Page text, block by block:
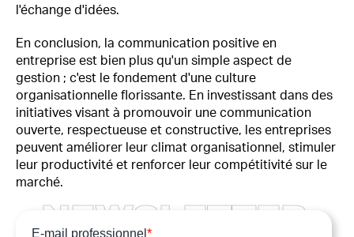
l'échange d'idées.
En conclusion, la communication positive en
entreprise est bien plus qu'un simple aspect de
gestion ; c'est le fondement d'une culture
organisationnelle florissante. En investissant dans des
initiatives visant à promouvoir une communication
ouverte, respectueuse et constructive, les entreprises
peuvent améliorer leur climat organisationnel, stimuler
leur productivité et renforcer leur compétitivité sur le
marché.
NEWSL ETTER